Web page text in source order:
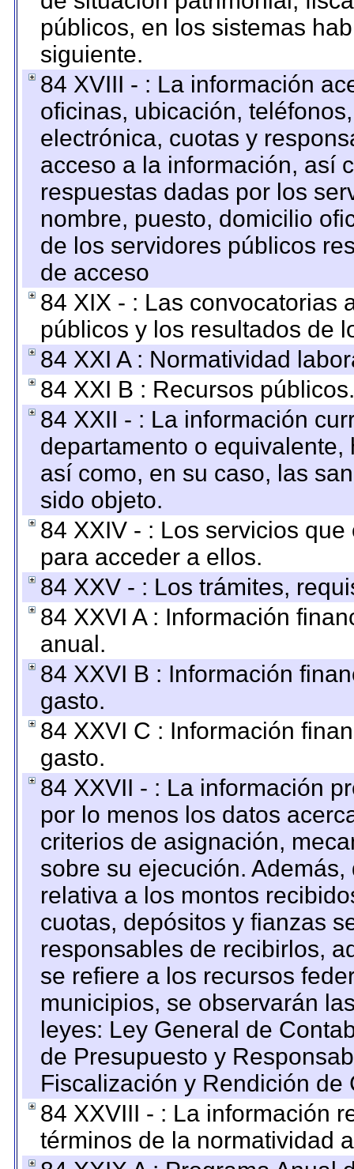
públicos, en los sistemas
siguiente.
84 XVIII - : La información
oficinas, ubicación,
electrónica, cuotas y
acceso a la información, así
respuestas dadas por los
nombre, puesto, domicilio
de los servidores públicos
de acceso
84 XIX - : Las convocatorias
públicos y los resultados de
84 XXI A : Normatividad
84 XXI B : Recursos públicos.
84 XXII - : La información
departamento o
así como, en su caso, las
sido objeto.
84 XXIV - : Los servicios
para acceder a ellos.
84 XXV - : Los trámites,
84 XXVI A : Información
anual.
84 XXVI B : Información
gasto.
84 XXVI C : Información
gasto.
84 XXVII - : La información
por lo menos los datos
criterios de asignación,
sobre su ejecución.
relativa a los montos
cuotas, depósitos y fianzas
responsables de recibirlos,
se refiere a los recursos
municipios, se observarán
leyes: Ley General de
de Presupuesto y
Fiscalización y Rendición
84 XXVIII - : La información
términos de la normatividad